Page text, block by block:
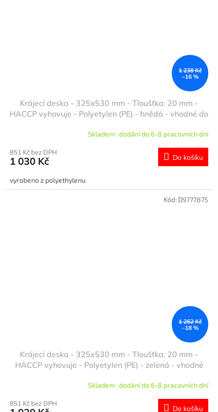
1 238 Kč
–16 %
Krájecí deska - 325x530 mm - Tloušťka: 20 mm -
HACCP vyhovuje - Polyetylen (PE) - hnědá - vhodné do
Skladem : dodání do 6-8 pracovních dní
851 Kč bez DPH
1 030 Kč Do košíku
vyrobeno z polyethylenu
1 262 Kč
–18 %
Krájecí deska - 325x530 mm - Tloušťka: 20 mm -
HACCP vyhovuje - Polyetylen (PE) - zelená - vhodné
Skladem : dodání do 6-8 pracovních dní
851 Kč bez DPH
Do košíku
Kód: D9777875